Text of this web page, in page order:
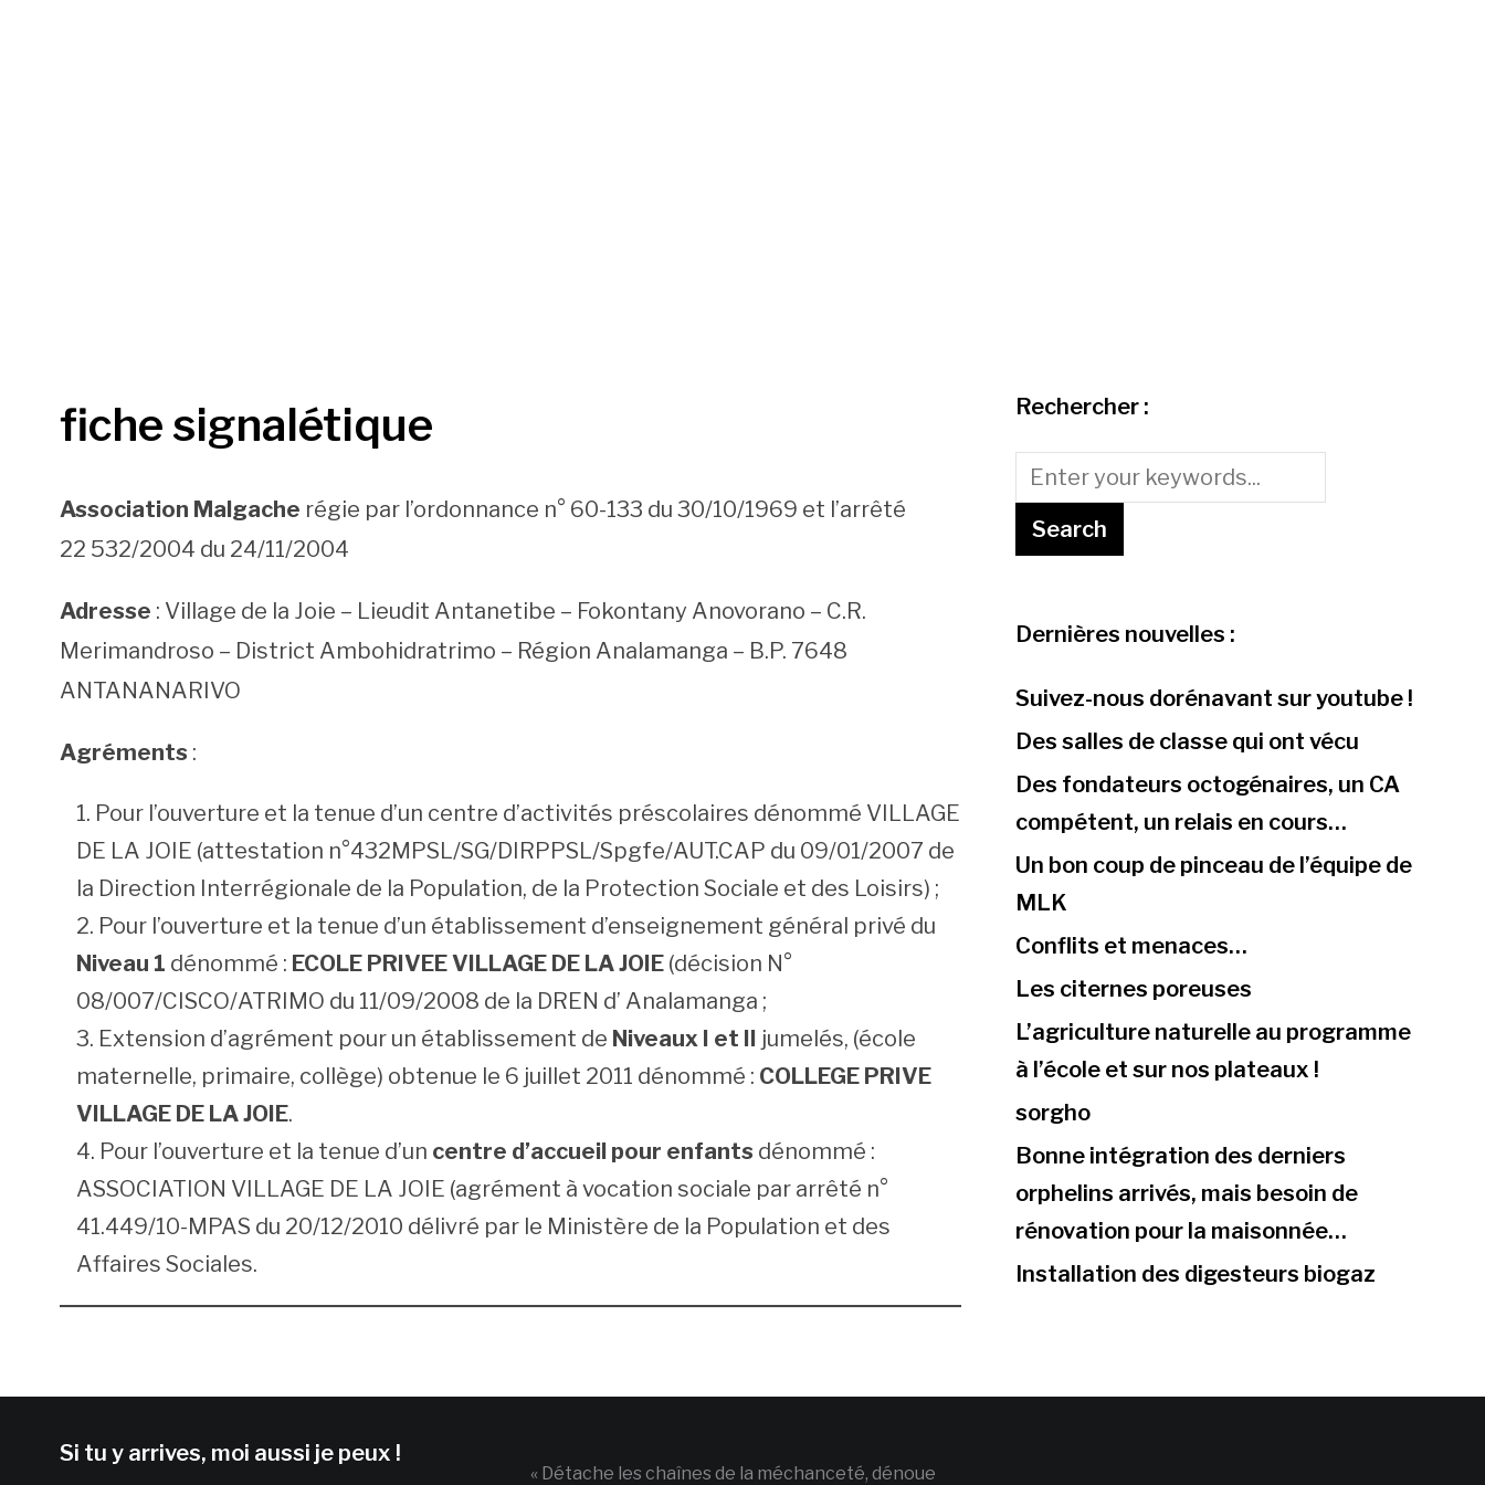
fiche signalétique
Association Malgache régie par l’ordonnance n° 60-133 du 30/10/1969 et l’arrêté
22 532/2004 du 24/11/2004
Adresse : Village de la Joie – Lieudit Antanetibe – Fokontany Anovorano – C.R.
Merimandroso – District Ambohidratrimo – Région Analamanga – B.P. 7648
ANTANANARIVO
Agréments :
Pour l’ouverture et la tenue d’un centre d’activités préscolaires dénommé VILLAGE
DE LA JOIE (attestation n°432MPSL/SG/DIRPPSL/Spgfe/AUT.CAP du 09/01/2007 de
la Direction Interrégionale de la Population, de la Protection Sociale et des Loisirs) ;
Pour l’ouverture et la tenue d’un établissement d’enseignement général privé du
Niveau 1 dénommé : ECOLE PRIVEE VILLAGE DE LA JOIE (décision N°
08/007/CISCO/ATRIMO du 11/09/2008 de la DREN d’ Analamanga ;
Extension d’agrément pour un établissement de Niveaux I et II jumelés, (école
maternelle, primaire, collège) obtenue le 6 juillet 2011 dénommé : COLLEGE PRIVE
VILLAGE DE LA JOIE.
Pour l’ouverture et la tenue d’un centre d’accueil pour enfants dénommé :
ASSOCIATION VILLAGE DE LA JOIE (agrément à vocation sociale par arrêté n°
41.449/10-MPAS du 20/12/2010 délivré par le Ministère de la Population et des
Affaires Sociales.
Rechercher :
Dernières nouvelles :
Suivez-nous dorénavant sur youtube !
Des salles de classe qui ont vécu
Des fondateurs octogénaires, un CA
compétent, un relais en cours…
Un bon coup de pinceau de l’équipe de
MLK
Conflits et menaces…
Les citernes poreuses
L’agriculture naturelle au programme
à l’école et sur nos plateaux !
sorgho
Bonne intégration des derniers
orphelins arrivés, mais besoin de
rénovation pour la maisonnée…
Installation des digesteurs biogaz
Si tu y arrives, moi aussi je peux !
« Détache les chaînes de la méchanceté, dénoue